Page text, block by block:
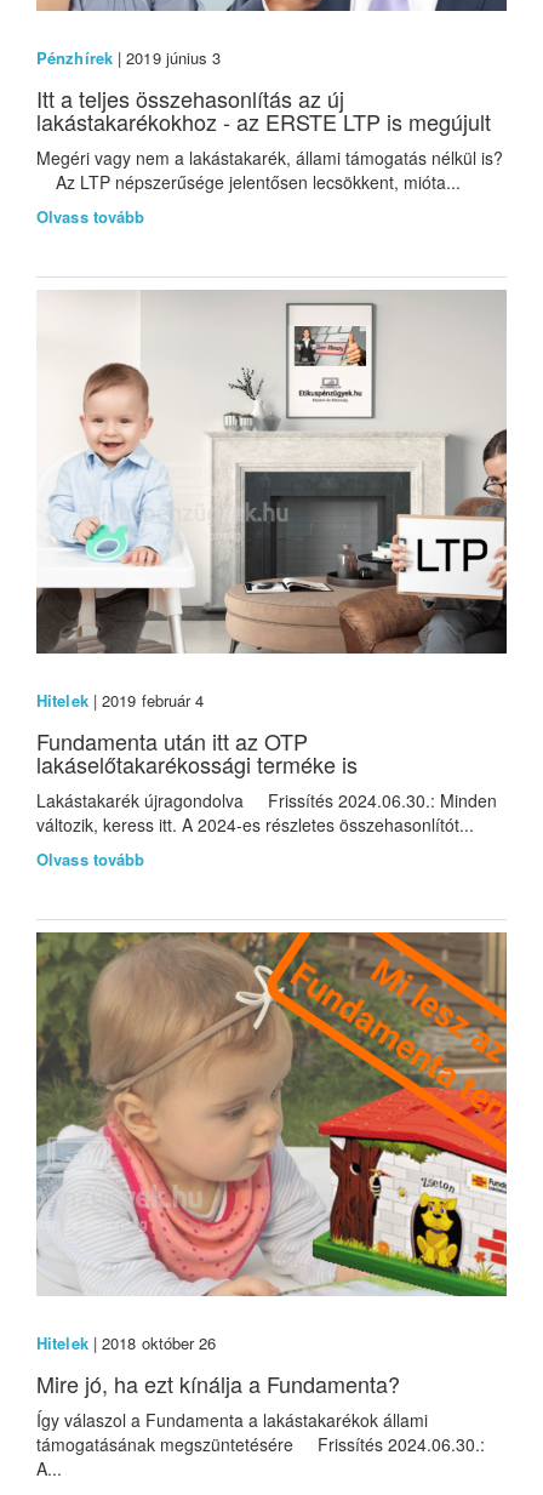
Pénzhírek| 2019 június 3
Itt a teljes összehasonlítás az új
lakástakarékokhoz - az ERSTE LTP is megújult
Megéri vagy nem a lakástakarék, állami támogatás nélkül is?
Az LTP népszerűsége jelentősen lecsökkent, mióta...
Olvass tovább
Hitelek| 2019 február 4
Fundamenta után itt az OTP
lakáselőtakarékossági terméke is
Lakástakarék újragondolva Frissítés 2024.06.30.: Minden
változik, keress itt. A 2024-es részletes összehasonlítót...
Olvass tovább
Hitelek| 2018 október 26
Mire jó, ha ezt kínálja a Fundamenta?
Így válaszol a Fundamenta a lakástakarékok állami
támogatásának megszüntetésére Frissítés 2024.06.30.:
A...